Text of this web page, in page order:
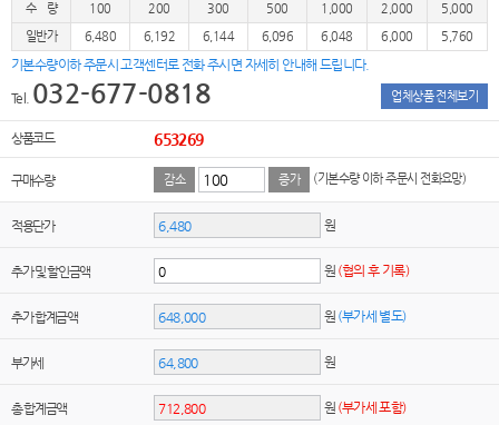
수 량 100 200 300 500 1,000 2,000
5,000
일반가
6,480 6,192 6,144 6,096 6,048 6,000 5,760
기본수량이하 주문시 고객센터로 전화 주시면 자세히 안내해 드립니다.
Tel. 032-677-0818 업체상품 전체보기
상품코드 653269
구매수량 감소 증가 (기본수량 이하 주문시 전화요망)
적용단가 원
추가 및 할인금액 원 (협의 후 기록)
추가 합계금액 원 (부가세 별도)
부가세 원
총 합계금액 원 (부가세 포함)